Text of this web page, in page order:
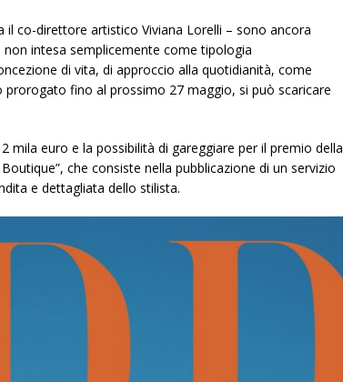
il co-direttore artistico Viviana Lorelli – sono ancora
non intesa semplicemente come tipologia
di vita, di approccio alla quotidianità, come
fino al prossimo 27 maggio, si può scaricare
mila euro e la possibilità di gareggiare per il premio della
che consiste nella pubblicazione di un servizio
e dettagliata dello stilista.